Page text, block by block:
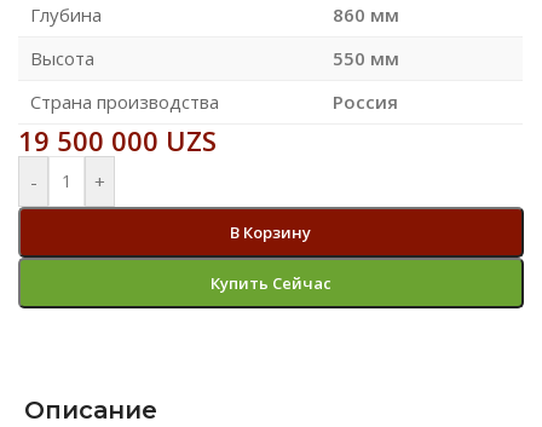
Глубина
860 мм
Высота
550 мм
Страна производства
Россия
19 500 000 UZS
- +
В Корзину
Купить Сейчас
Описание